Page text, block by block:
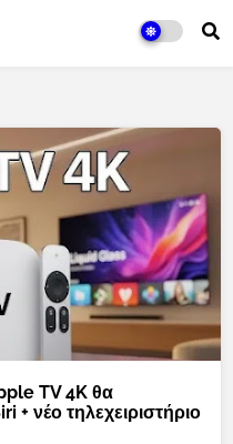
TV 4K θα
νέο τηλεχειριστήριο